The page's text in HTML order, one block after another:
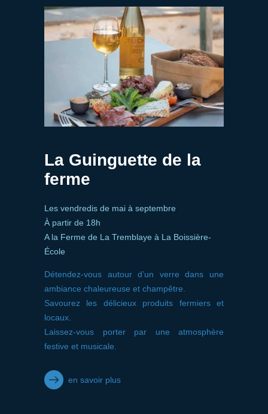
La Guinguette de la
ferme
Les vendredis de mai à septembre
À partir de 18h
A la Ferme de La Tremblaye à La Boissière-
École
Détendez-vous autour d’un verre dans une
ambiance chaleureuse et champêtre.
Savourez les délicieux produits fermiers et
locaux.
Laissez-vous porter par une atmosphère
festive et musicale.
en savoir plus